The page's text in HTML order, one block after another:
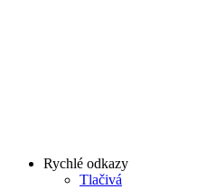
Rychlé odkazy
Tlačivá